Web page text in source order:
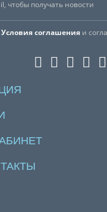
Условия соглашенияи